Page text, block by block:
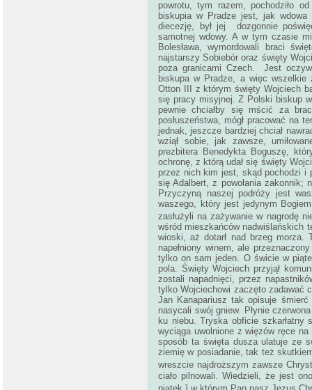
powrotu, tym razem, pochodziło
biskupia w Pradze jest, jak
diecezję, był jej dozgonnie
samotnej wdowy. A w tym czasie
Bolesława, wymordowali braci
najstarszy Sobiebór oraz święty
poza granicami Czech. Jest
biskupa w Pradze, a więc wszelkie
Otton III z którym święty Wojciech
się pracy misyjnej. Z Polski biskup
pewnie chciałby się mścić za
posłuszeństwa, mógł pracować na
jednak, jeszcze bardziej chciał
wziął sobie, jak zawsze,
prezbitera Benedykta Boguszę,
ochronę, z którą udał się święty
przez nich kim jest, skąd pochodzi i
się Adalbert, z powołania zakonnik;
Przyczyną naszej podróży jest
waszego, który jest jedynym
zasłużyli na zażywanie w nagrodę
wśród mieszkańców nadwiślańskich
wioski, aż dotarł nad brzeg morza.
napełniony winem, ale
tylko on sam jeden. O świcie w
pola. Święty Wojciech przyjął
zostali napadnięci, przez
tylko Wojciechowi zaczęto zadawać
Jan Kanapariusz tak opisuje
nasycali swój gniew. Płynie
ku niebu. Tryska obficie szkarłatny
wyciąga uwolnione z więzów ręce
sposób ta święta dusza ulatuje ze
ziemię w posiadanie, tak też
wreszcie najdroższym zawsze
ciało pilnowali. Wiedzieli, że jest